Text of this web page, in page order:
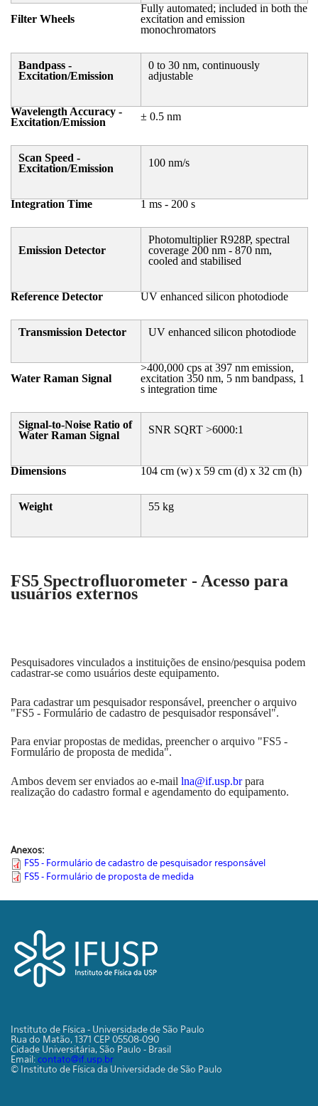
Filter Wheels
Fully automated; included in both the
excitation and emission
monochromators
Bandpass -
Excitation/Emission
0 to 30 nm, continuously
adjustable
Wavelength Accuracy -
Excitation/Emission
± 0.5 nm
Scan Speed -
Excitation/Emission
100 nm/s
Integration Time 1 ms - 200 s
Emission Detector
Photomultiplier R928P, spectral
coverage 200 nm - 870 nm,
cooled and stabilised
Reference Detector UV enhanced silicon photodiode
Transmission Detector UV enhanced silicon photodiode
Water Raman Signal
>400,000 cps at 397 nm emission,
excitation 350 nm, 5 nm bandpass, 1
s integration time
Signal-to-Noise Ratio of
Water Raman Signal
SNR SQRT >6000:1
Dimensions 104 cm (w) x 59 cm (d) x 32 cm (h)
Weight 55 kg
FS5 Spectrofluorometer - Acesso para
usuários externos
Pesquisadores vinculados a instituições de ensino/pesquisa podem
cadastrar-se como usuários deste equipamento.
Para cadastrar um pesquisador responsável, preencher o arquivo
"FS5 - Formulário de cadastro de pesquisador responsável".
Para enviar propostas de medidas, preencher o arquivo "FS5 -
Formulário de proposta de medida".
Ambos devem ser enviados ao e-mail lna@if.usp.brpara
realização do cadastro formal e agendamento do equipamento.
Anexos:
FS5 - Formulário de cadastro de pesquisador responsável
FS5 - Formulário de proposta de medida
Instituto de Física - Universidade de São Paulo
Rua do Matão, 1371 CEP 05508-090
Cidade Universitária, São Paulo - Brasil
Email:contato@if.usp.br
© Instituto de Física da Universidade de São Paulo